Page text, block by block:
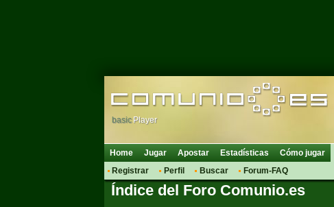
basic Player
Home Jugar Apostar Estadísticas Cómo jugar
Registrar
Perfil Buscar Forum-FAQ
Índice del Foro Comunio.es